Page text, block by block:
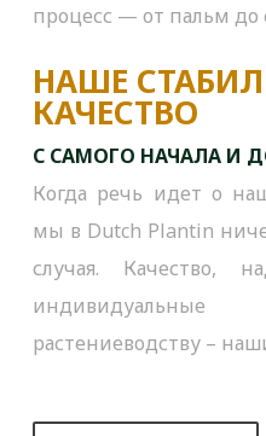
процесс — от пальм до
НАШЕ
КАЧЕСТВO
С САМОГО НАЧАЛА И
Когда речь идет о
мы в Dutch Plantin
случая. Качество,
растениеводству –